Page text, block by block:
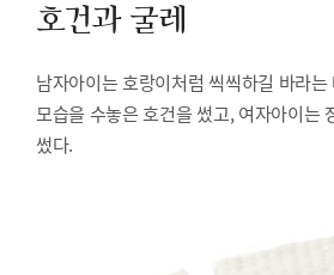
호건과 굴레
남자아이는 호랑이처럼 씩씩하길 바라
모습을 수놓은 호건을 썼고, 여자아이는
썼다.